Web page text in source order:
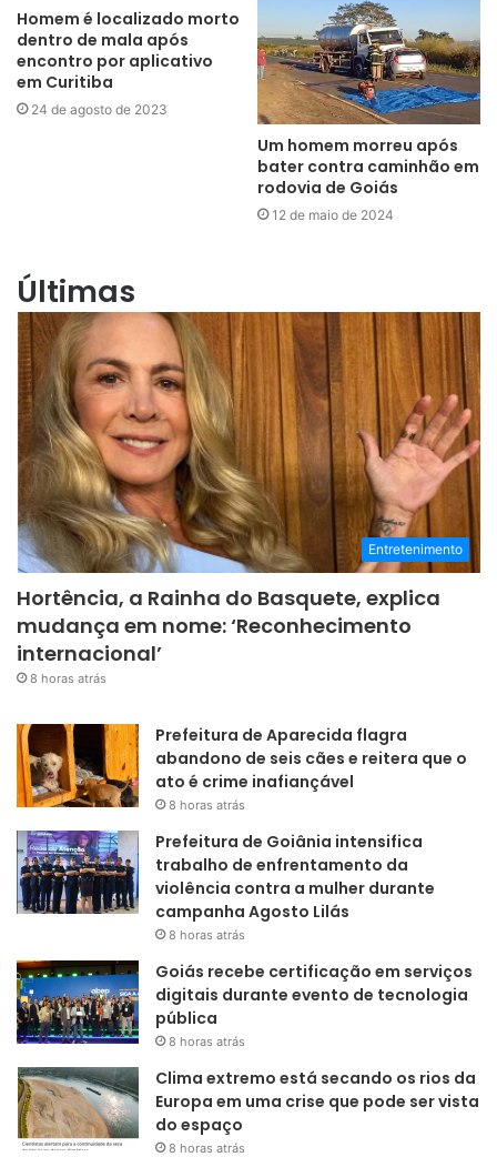
Homem é localizado morto
dentro de mala após
encontro por aplicativo
em Curitiba
24 de agosto de 2023
Um homem morreu após
bater contra caminhão em
rodovia de Goiás
12 de maio de 2024
Últimas
Entretenimento
Hortência, a Rainha do Basquete, explica
mudança em nome: ‘Reconhecimento
internacional’
8 horas atrás
Prefeitura de Aparecida flagra
abandono de seis cães e reitera que o
ato é crime inafiançável
8 horas atrás
Prefeitura de Goiânia intensifica
trabalho de enfrentamento da
violência contra a mulher durante
campanha Agosto Lilás
8 horas atrás
Goiás recebe certificação em serviços
digitais durante evento de tecnologia
pública
8 horas atrás
Clima extremo está secando os rios da
Europa em uma crise que pode ser vista
do espaço
8 horas atrás